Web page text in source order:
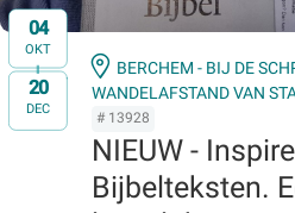
04
OKT
t/m
20
DEC
BERCHEM - BIJ DE
WANDELAFSTAND VAN
# 13928
NIEUW -
Bijbelteksten.